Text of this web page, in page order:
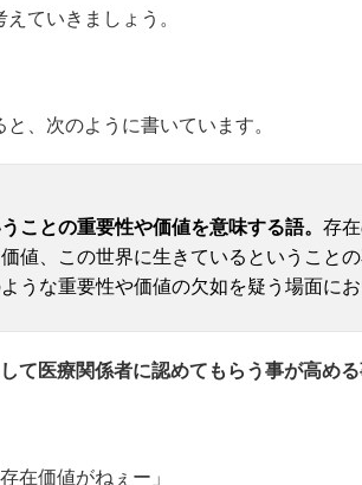
ていきましょう。
、次のように書いています。
ことの重要性や価値を意味する語。 存
値、この世界に生きているということ
うな重要性や価値の欠如を疑う場面にお
て医療関係者に認めてもらう事が高める
在価値がねぇー」